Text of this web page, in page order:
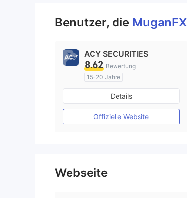
Benutzer, die MuganFX
ACY SECURITIES
8.62 Bewertung
15-20 Jahre
AustralienRegulierung
Market Making (MM)
MT4-Volllizenz
Details
Offizielle Website
Webseite